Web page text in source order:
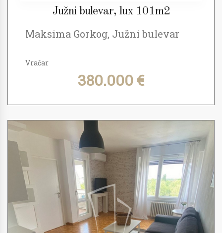
Južni bulevar, lux 101m2
Maksima Gorkog, Južni bulevar
Vračar
380.000 €